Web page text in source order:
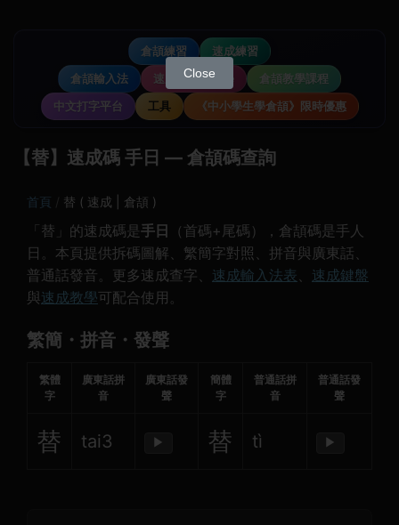
倉頡練習
速成練習
倉頡輸入法
速成輸入法教學
倉頡教學課程
中文打字平台
工具 《中小學生學倉頡》限時優惠
【替】速成碼 手日 — 倉頡碼查詢
首頁 替 ( 速成 | 倉頡 )
「替」的速成碼是 手日
（首碼+尾碼），倉頡碼是手人
日。本頁提供拆碼圖解、繁簡字對照、拼音與廣東話、
普通話發音。更多速成查字、 速成輸入法表、 速成鍵盤
與速成教學可配合使用。
繁簡・拼音・發聲
繁體
字
廣東話拼
音
廣東話發
聲
簡體
字
普通話拼
音
普通話發
聲
替 tai3 ▶ 替 tì ▶
Close